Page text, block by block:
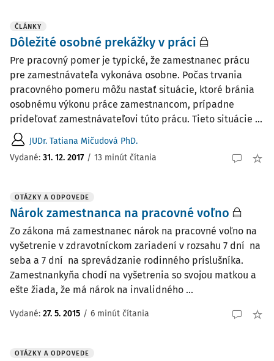
ČLÁNKY
Dôležité osobné prekážky v práci
Pre pracovný pomer je typické, že zamestnanec prácu
pre zamestnávateľa vykonáva osobne. Počas trvania
pracovného pomeru môžu nastať situácie, ktoré bránia
osobnému výkonu práce zamestnancom, prípadne
prideľovať zamestnávateľovi túto prácu. Tieto situácie ...
JUDr. Tatiana Mičudová PhD.
Vydané: 31. 12. 2017 / 13 minút čítania
OTÁZKY A ODPOVEDE
Nárok zamestnanca na pracovné voľno
Zo zákona má zamestnanec nárok na pracovné voľno na
vyšetrenie v zdravotníckom zariadení v rozsahu 7 dní na
seba a 7 dní na sprevádzanie rodinného príslušníka.
Zamestnankyňa chodí na vyšetrenia so svojou matkou a
ešte žiada, že má nárok na invalidného ...
Vydané: 27. 5. 2015 / 6 minút čítania
OTÁZKY A ODPOVEDE